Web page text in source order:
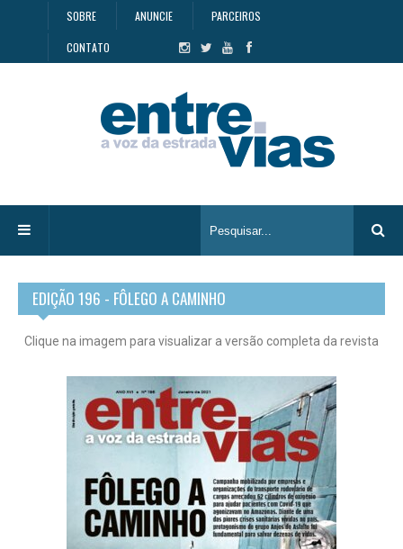
SOBRE ANUNCIE PARCEIROS
CONTATO
EDIÇÃO 196 - FÔLEGO A CAMINHO
Clique na imagem para visualizar a versão completa da revista